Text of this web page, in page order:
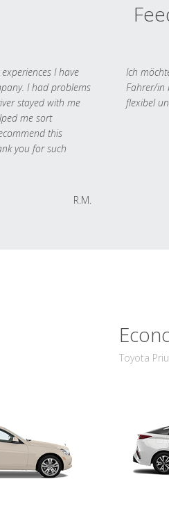
I have
I had problems
stayed with me
me sort
this
you for such
R.M.
Ich
Fahrer/in
flexibel
Toyota